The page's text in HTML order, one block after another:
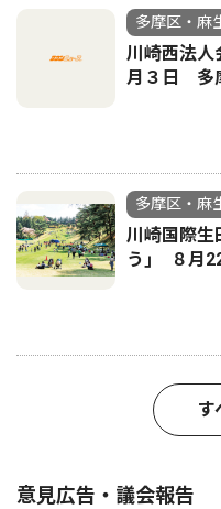
多摩区・麻
川崎西法
月３日 多
多摩区・麻
川崎国際
う｣ ８月
す
意見広告・議会報告